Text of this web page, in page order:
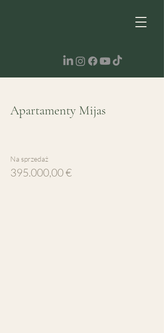
Apartamenty Mijas
Na sprzedaż
395.000,00 €